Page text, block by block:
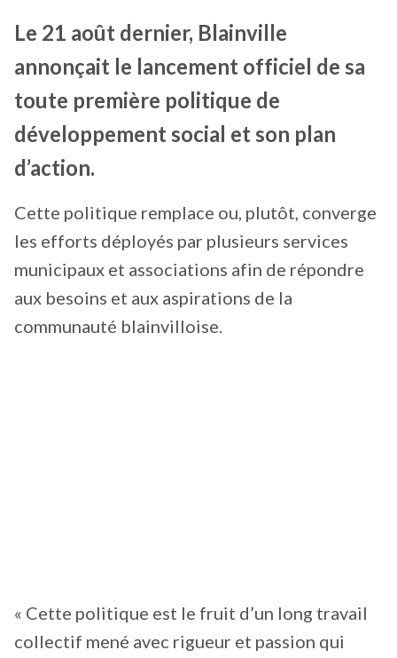
Le 21 août dernier, Blainville
annonçait le lancement officiel de sa
toute première politique de
développement social et son plan
d’action.
Cette politique remplace ou, plutôt, converge
les efforts déployés par plusieurs services
municipaux et associations afin de répondre
aux besoins et aux aspirations de la
communauté blainvilloise.
« Cette politique est le fruit d’un long travail
collectif mené avec rigueur et passion qui